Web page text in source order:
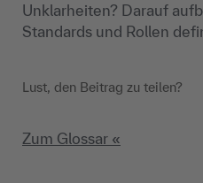
Unklarheiten? Darauf
Standards und Rollen
Lust, den Beitrag zu teilen?
Zum Glossar «